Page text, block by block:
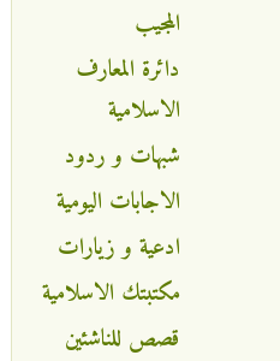
المجيب
دائرة المعارف
الاسلامية
شبهات و ردود
الاجابات اليومية
ادعية و زيارات
مكتبتك الاسلامية
قصص للناشئين